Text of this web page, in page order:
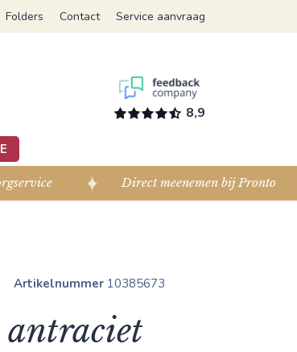
Folders Contact Service aanvraag
8,9
Direct meenemen bij Pronto
Artikelnummer 10385673
antraciet